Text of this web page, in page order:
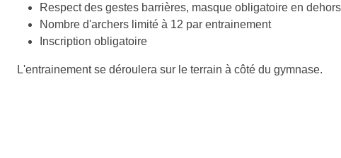
Respect des gestes barrières, masque obligatoire en
Nombre d'archers limité à 12 par entrainement
Inscription obligatoire
L'entrainement se déroulera sur le terrain à côté du gymnase.